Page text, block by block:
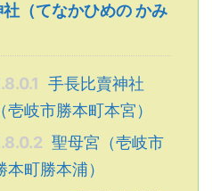
（てなかひめの かみ
手長比賣神社
（壱岐市勝本町本宮）
聖母宮（壱岐市
本町勝本浦）